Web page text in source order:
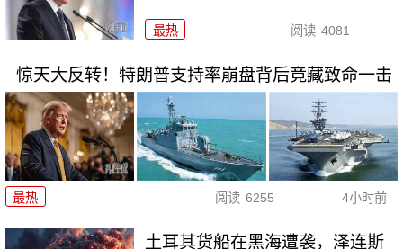
最热 阅读 4081
惊天大反转！特朗普支持率崩盘背后竟藏致命一击
最热 阅读 6255 4小时前
土耳其货船在黑海遭袭，泽连斯